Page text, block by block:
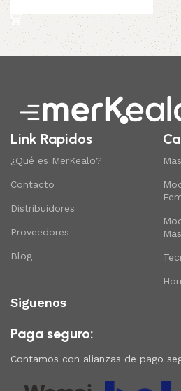
Link Rapidos
¿Qué es MerKealo?
Contacto
Distribuidores
Proveedores
Blog
Siguenos
Paga seguro:
Contamos con alianzas de pago